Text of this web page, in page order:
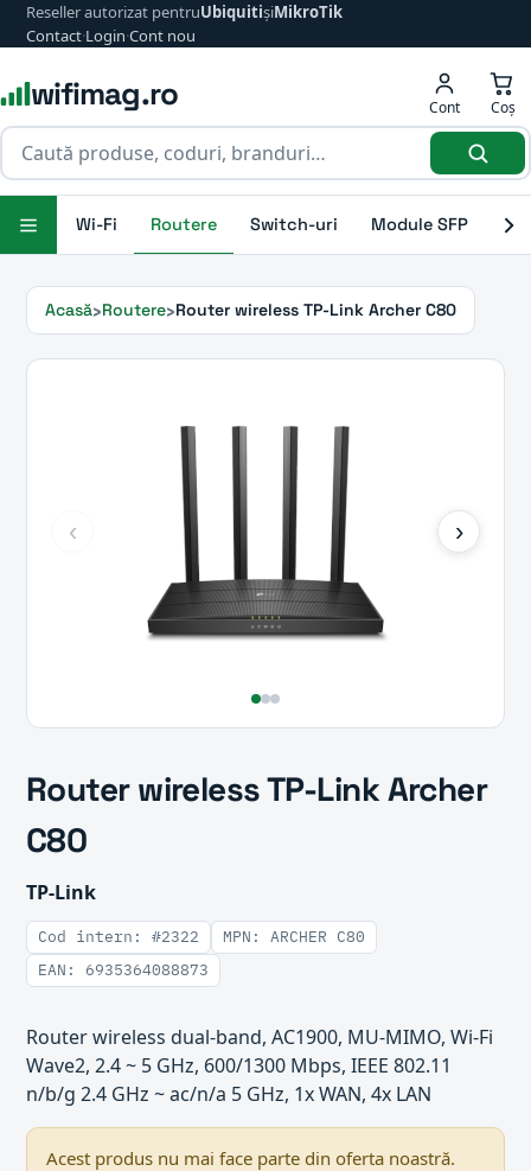
Reseller autorizat pentruUbiquitișiMikroTik
Contact·Login·Cont nou
wifimag.ro Cont Coș
Wi-Fi Routere Switch-uri Module SFP
Acasă Routere Router wireless TP-Link Archer C80
‹ ›
Router wireless TP-Link Archer
C80
TP-Link
Cod intern: #2322
MPN: ARCHER C80
EAN: 6935364088873
Router wireless dual-band, AC1900, MU-MIMO, Wi-Fi
Wave2, 2.4 ~ 5 GHz, 600/1300 Mbps, IEEE 802.11
n/b/g 2.4 GHz ~ ac/n/a 5 GHz, 1x WAN, 4x LAN
Acest produs nu mai face parte din oferta noastră.